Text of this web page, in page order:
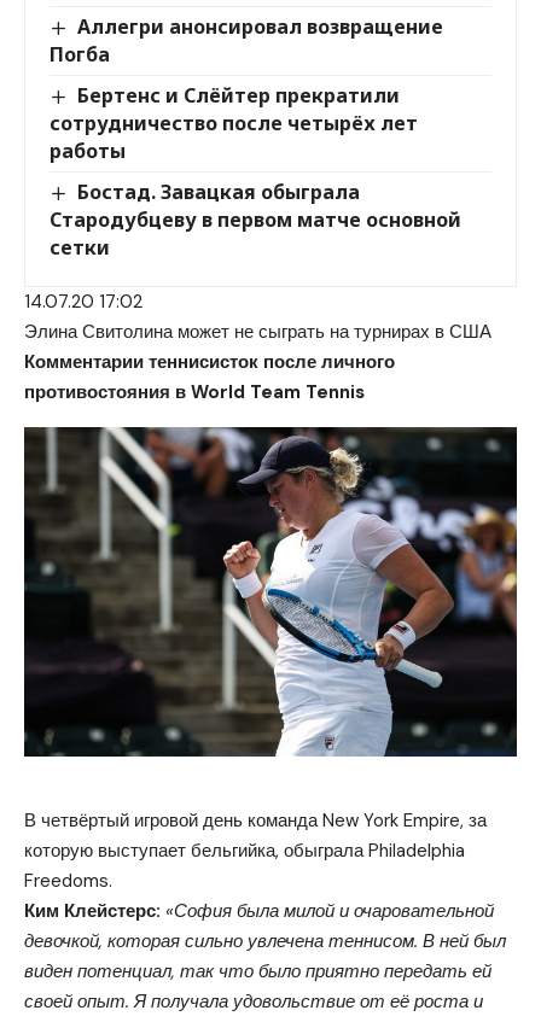
Аллегри анонсировал возвращение
Погба
Бертенс и Слёйтер прекратили
сотрудничество после четырёх лет
работы
Бостад. Завацкая обыграла
Стародубцеву в первом матче основной
сетки
14.07.20 17:02
Элина Свитолина может не сыграть на турнирах в США
Комментарии теннисисток после личного
противостояния в World Team Tennis
В четвёртый игровой день команда New York Empire, за
которую выступает бельгийка, обыграла Philadelphia
Freedoms.
Ким Клейстерс: «София была милой и очаровательной
девочкой, которая сильно увлечена теннисом. В ней был
виден потенциал, так что было приятно передать ей
своей опыт. Я получала удовольствие от её роста и